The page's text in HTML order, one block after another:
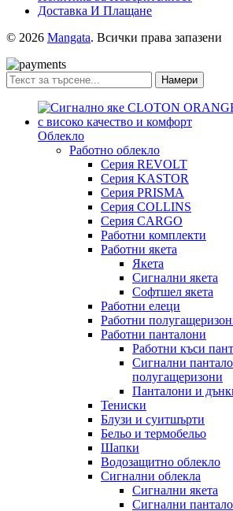
Доставка И Плащане
© 2026 Mangata. Всички права запазени
Намери
Облекло
Работно облекло
Серия REVOLT
Серия KASTOR
Серия PRISMA
Серия COLLINS
Серия CARGO
Работни комплекти
Работни якета
Якета
Сигнални якета
Софтшел якета
Работни елеци
Работни
Работни панталони
Работни къси
Сигнални
полугащеризони
Панталони и
Тениски
Блузи и суитшърти
Бельо и термобельо
Шапки
Водозащитно облекло
Сигнални облекла
Сигнални якета
Сигнални